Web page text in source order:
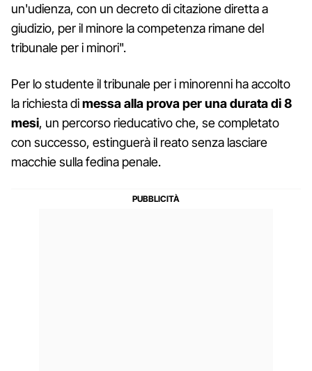
un'udienza, con un decreto di citazione diretta a
giudizio, per il minore la competenza rimane del
tribunale per i minori".
Per lo studente il tribunale per i minorenni ha accolto
la richiesta dimessa alla prova per una durata di 8
mesi, un percorso rieducativo che, se completato
con successo, estinguerà il reato senza lasciare
macchie sulla fedina penale.